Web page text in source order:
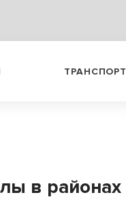
ТРАНСПОРТ
в районах